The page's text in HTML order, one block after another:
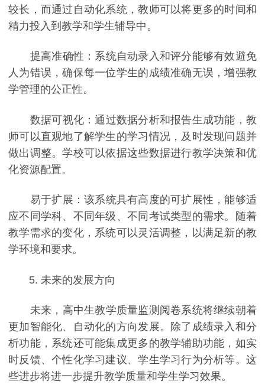
较长，而通过自动化系统，教师可以将更多的时间和
精力投入到教学和学生辅导中。
提高准确性：系统自动录入和评分能够有效避免
人为错误，确保每一位学生的成绩准确无误，增强教
学管理的公正性。
数据可视化：通过数据分析和报告生成功能，教
师可以直观地了解学生的学习情况，及时发现问题并
做出调整。学校可以依据这些数据进行教学决策和优
化资源配置。
易于扩展：该系统具有高度的可扩展性，能够适
应不同学科、不同年级、不同考试类型的需求。随着
教学需求的变化，系统可以灵活调整，以满足新的教
学环境和要求。
5. 未来的发展方向
未来，高中生教学质量监测阅卷系统将继续朝着
更加智能化、自动化的方向发展。除了成绩录入和分
析功能，系统还可能集成更多的教学辅助功能，如实
时反馈、个性化学习建议、学生学习行为分析等。这
些进步将进一步提升教学质量和学生学习效果。